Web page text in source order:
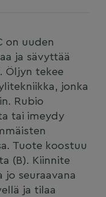
on uuden
ja sävyttää
Öljyn tekee
jonka
Rubio
tai imeydy
Tuote koostuu
(B). Kiinnite
jo seuraavana
ja tilaa